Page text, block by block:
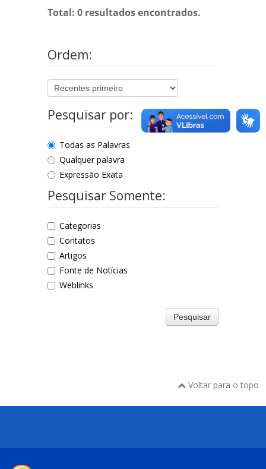
Total: 0 resultados encontrados.
Ordem:
Pesquisar por:
Todas as Palavras
Qualquer palavra
Expressão Exata
Pesquisar Somente:
Categorias
Contatos
Artigos
Fonte de Notícias
Weblinks
Pesquisar
Voltar para o topo